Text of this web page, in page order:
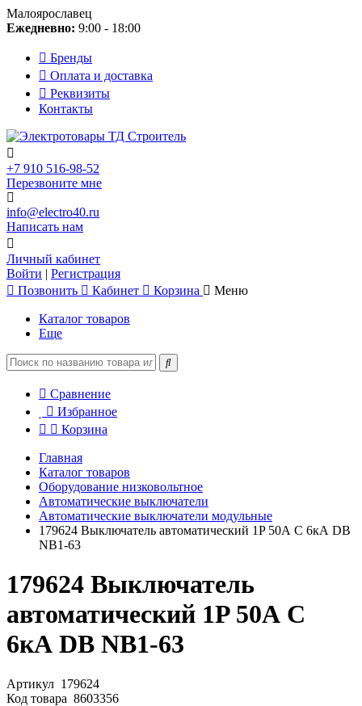
Малоярославец
Ежедневно: 9:00 - 18:00
Бренды
Оплата и доставка
Реквизиты
Контакты
+7 910 516-98-52
Перезвоните мне
info@electro40.ru
Написать нам
Личный кабинет
Войти | Регистрация
Позвонить
Кабинет Корзина Меню
Каталог товаров
Еще
Сравнение
Избранное
Корзина
Главная
Каталог товаров
Оборудование низковольтное
Автоматические выключатели
Автоматические выключатели модульные
179624 Выключатель автоматический 1P 50А C 6кА DB
NB1-63
179624 Выключатель
автоматический 1P 50А C
6кА DB NB1-63
Артикул 179624
Код товара 8603356